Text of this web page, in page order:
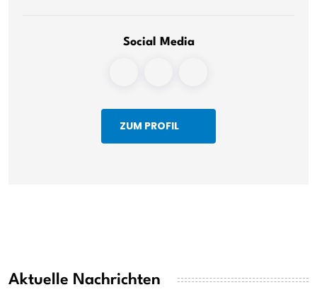
Social Media
ZUM PROFIL
Aktuelle Nachrichten